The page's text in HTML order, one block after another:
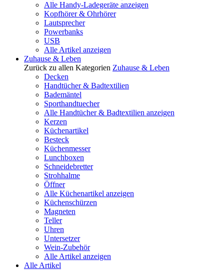
Alle Handy-Ladegeräte anzeigen
Kopfhörer & Ohrhörer
Lautsprecher
Powerbanks
USB
Alle Artikel anzeigen
Zuhause & Leben
Zurück zu allen Kategorien Zuhause & Leben
Decken
Handtücher & Badtextilien
Bademäntel
Sporthandtuecher
Alle Handtücher & Badtextilien anzeigen
Kerzen
Küchenartikel
Besteck
Küchenmesser
Lunchboxen
Schneidebretter
Strohhalme
Öffner
Alle Küchenartikel anzeigen
Küchenschürzen
Magneten
Teller
Uhren
Untersetzer
Wein-Zubehör
Alle Artikel anzeigen
Alle Artikel